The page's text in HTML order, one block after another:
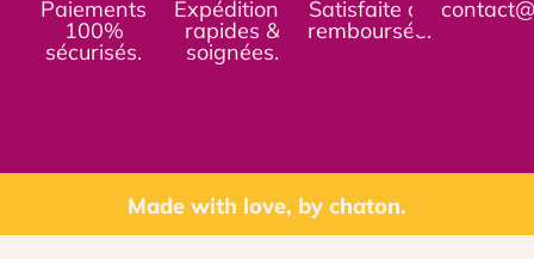
Paiements
100%
sécurisés.
Expéditions
rapides &
soignées.
Satisfaite ou
remboursée.
Made with love, by chaton.